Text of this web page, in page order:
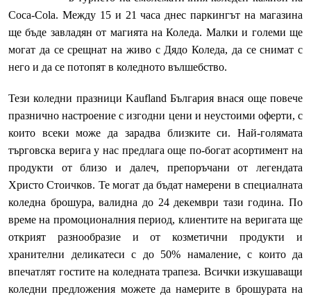
Coca-Cola. Между 15 и 21 часа днес паркингът на магазина
ще бъде завладян от магията на Коледа. Малки и големи ще
могат да се срещнат на живо с Дядо Коледа, да се снимат с
него и да се потопят в коледното вълшебство.
Тези коледни празници Kaufland България внася още повече
празнично настроение с изгодни цени и неустоими оферти, с
които всеки може да зарадва близките си. Най-голямата
търговска верига у нас предлага още по-богат асортимент на
продукти от близо и далеч, препоръчани от легендата
Христо Стоичков. Те могат да бъдат намерени в специалната
коледна брошура, валидна до 24 декември тази година. По
време на промоционалния период, клиентите на веригата ще
открият разнообразие и от козметични продукти и
хранителни деликатеси с до 50% намаление, с които да
впечатлят гостите на коледната трапеза. Всички изкушаващи
коледни предложения можете да намерите в брошурата на